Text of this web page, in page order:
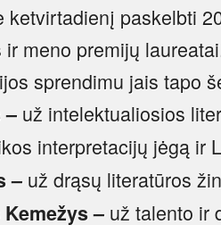
ketvirtadienį paskelbti
meno premijų
sprendimu jais tapo
– už intelektualiosios
interpretacijų jėgą ir
– už drąsų literatūros
– už talento ir